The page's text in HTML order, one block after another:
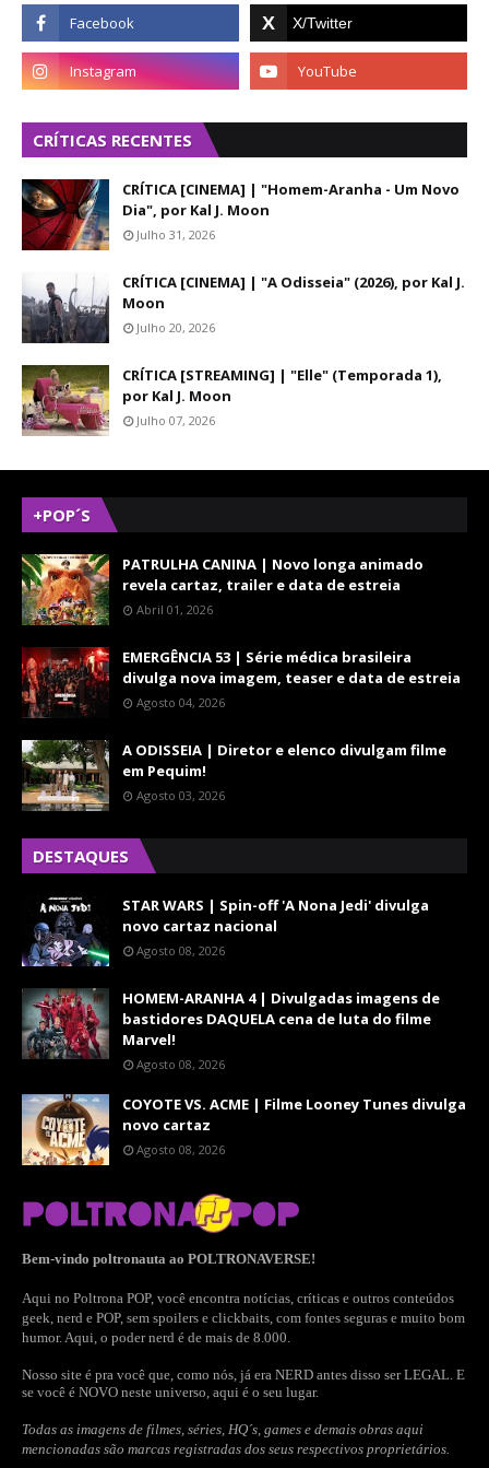
CRÍTICAS RECENTES
CRÍTICA [CINEMA] | "Homem-Aranha - Um Novo
Dia", por Kal J. Moon
Julho 31, 2026
CRÍTICA [CINEMA] | "A Odisseia" (2026), por Kal J.
Moon
Julho 20, 2026
CRÍTICA [STREAMING] | "Elle" (Temporada 1),
por Kal J. Moon
Julho 07, 2026
+POP´S
PATRULHA CANINA | Novo longa animado
revela cartaz, trailer e data de estreia
Abril 01, 2026
EMERGÊNCIA 53 | Série médica brasileira
divulga nova imagem, teaser e data de estreia
Agosto 04, 2026
A ODISSEIA | Diretor e elenco divulgam filme
em Pequim!
Agosto 03, 2026
DESTAQUES
STAR WARS | Spin-off 'A Nona Jedi' divulga
novo cartaz nacional
Agosto 08, 2026
HOMEM-ARANHA 4 | Divulgadas imagens de
bastidores DAQUELA cena de luta do filme
Marvel!
Agosto 08, 2026
COYOTE VS. ACME | Filme Looney Tunes divulga
novo cartaz
Agosto 08, 2026
Bem-vindo poltronauta ao POLTRONAVERSE!
Aqui no Poltrona POP, você encontra notícias, críticas e outros conteúdos
geek, nerd e POP, sem spoilers e clickbaits, com fontes seguras e muito bom
humor. Aqui, o poder nerd é de mais de 8.000.
Nosso site é pra você que, como nós, já era NERD antes disso ser LEGAL. E
se você é NOVO neste universo, aqui é o seu lugar.
Todas as imagens de filmes, séries, HQ´s, games e demais obras aqui
mencionadas são marcas registradas dos seus respectivos proprietários.